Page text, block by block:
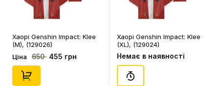
Хаорі Genshin Impact: Klee
(M), (129026)
Ціна 650 455 грн
Хаорі Genshin Impact: Klee
(XL), (129024)
Немає в наявності